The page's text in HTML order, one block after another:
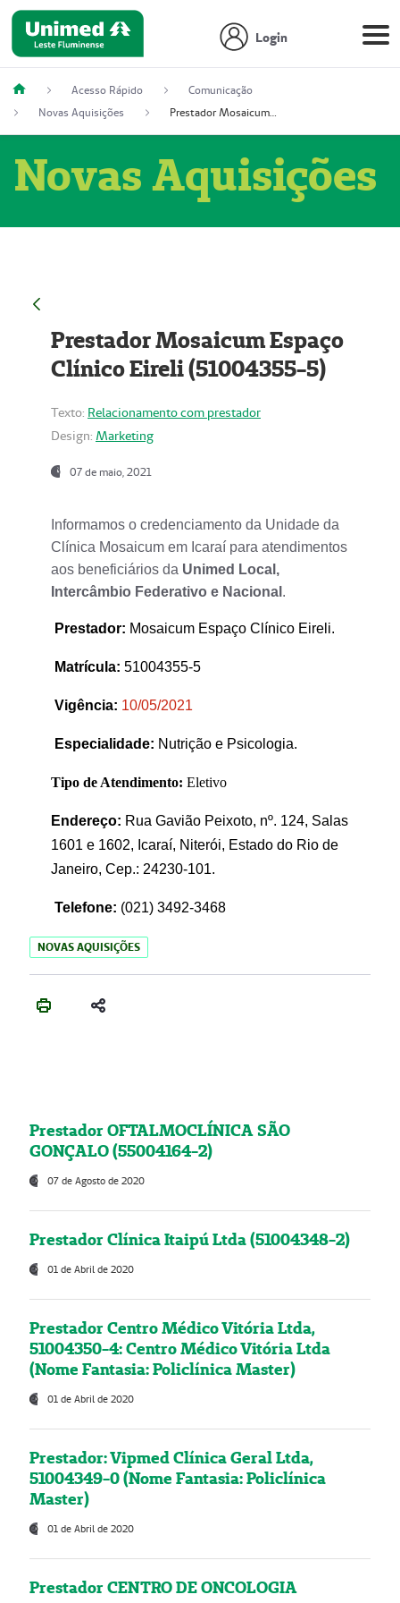
Login
Acesso Rápido
Comunicação
Novas Aquisições
Prestador Mosaicum Espaço Clínico Eireli (51004355-5)
Novas Aquisições
Prestador Mosaicum Espaço
Clínico Eireli (51004355-5)
Texto: Relacionamento com prestador
Design: Marketing
07 de maio, 2021
Informamos o credenciamento da Unidade da
Clínica Mosaicum em Icaraí para atendimentos
aos beneficiários da Unimed Local,
Intercâmbio Federativo e Nacional .
Prestador: Mosaicum Espaço Clínico Eireli.
Matrícula: 51004355-5
Vigência: 10/05/2021
Especialidade: Nutrição e Psicologia.
Tipo de Atendimento: Eletivo
Endereço: Rua Gavião Peixoto, nº. 124, Salas
1601 e 1602, Icaraí, Niterói, Estado do Rio de
Janeiro, Cep.: 24230-101.
Telefone: (021) 3492-3468
NOVAS AQUISIÇÕES
Prestador OFTALMOCLÍNICA SÃO
GONÇALO (55004164-2)
07 de Agosto de 2020
Prestador Clínica Itaipú Ltda (51004348-2)
01 de Abril de 2020
Prestador Centro Médico Vitória Ltda,
51004350-4: Centro Médico Vitória Ltda
(Nome Fantasia: Policlínica Master)
01 de Abril de 2020
Prestador: Vipmed Clínica Geral Ltda,
51004349-0 (Nome Fantasia: Policlínica
Master)
01 de Abril de 2020
Prestador CENTRO DE ONCOLOGIA